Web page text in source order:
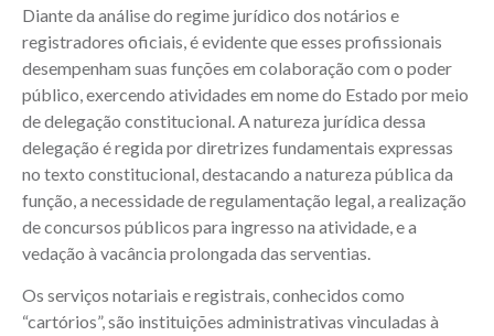
Diante da análise do regime jurídico dos notários e
registradores oficiais, é evidente que esses profissionais
desempenham suas funções em colaboração com o poder
público, exercendo atividades em nome do Estado por meio
de delegação constitucional. A natureza jurídica dessa
delegação é regida por diretrizes fundamentais expressas
no texto constitucional, destacando a natureza pública da
função, a necessidade de regulamentação legal, a realização
de concursos públicos para ingresso na atividade, e a
vedação à vacância prolongada das serventias.
Os serviços notariais e registrais, conhecidos como
“cartórios”, são instituições administrativas vinculadas à